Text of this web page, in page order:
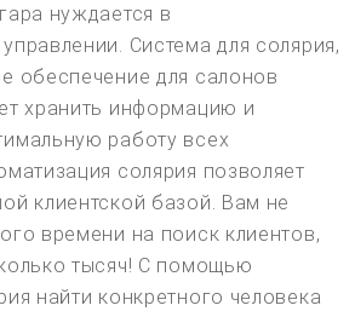
нуждается в
Система для солярия,
обеспечение для салонов
хранить информацию и
работу всех
солярия позволяет
клиентской базой. Вам не
времени на поиск клиентов,
тысяч! С помощью
найти конкретного человека